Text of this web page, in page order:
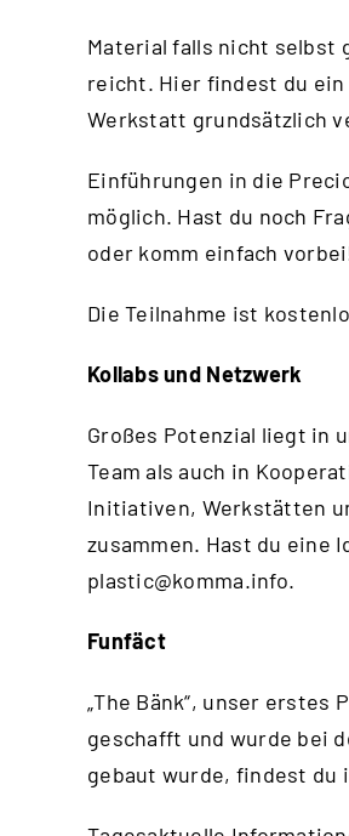
Material falls nicht selbst
reicht. Hier findest du
Werkstatt grundsätzlich
Einführungen in die
möglich. Hast du noch
oder komm einfach
Die Teilnahme ist
Kollabs und Netzwerk
Großes Potenzial liegt in
Team als auch in
Initiativen, Werkstätten
zusammen. Hast du eine
plastic@komma.info.
Funfäct
„The Bänk“, unser erstes
geschafft und wurde bei
gebaut wurde, findest du